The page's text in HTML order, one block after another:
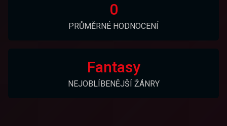
0
PRŮMĚRNÉ HODNOCENÍ
Fantasy
NEJOBLÍBENĚJŠÍ ŽÁNRY